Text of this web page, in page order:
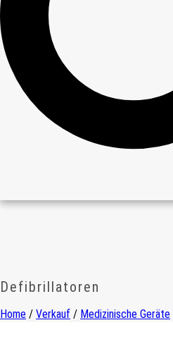
Defibrillatoren
Home / Verkauf / Medizinische Geräte